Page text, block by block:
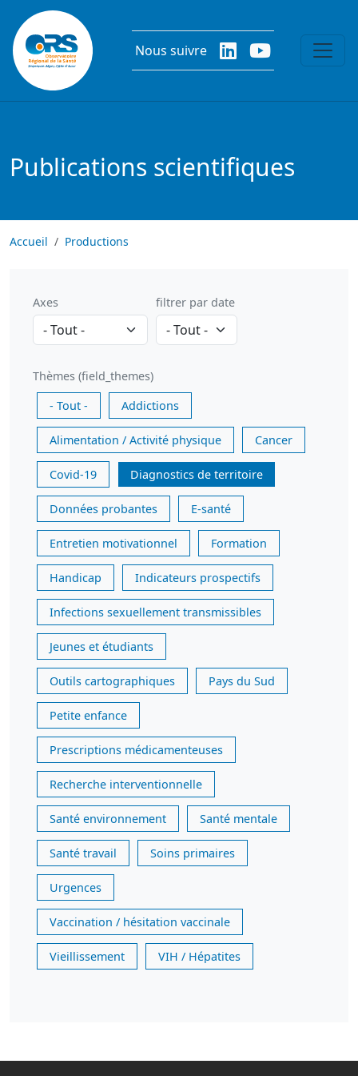
Aller au contenu principal
Nous suivre
Publications scientifiques
Accueil Productions
Axes filtrer par date
Thèmes (field_themes)
- Tout -
Addictions
Alimentation / Activité physique Cancer
Covid-19 Diagnostics de territoire
Données probantes E-santé
Entretien motivationnel Formation
Handicap Indicateurs prospectifs
Infections sexuellement transmissibles
Jeunes et étudiants
Outils cartographiques Pays du Sud
Petite enfance
Prescriptions médicamenteuses
Recherche interventionnelle
Santé environnement Santé mentale
Santé travail Soins primaires
Urgences
Vaccination / hésitation vaccinale
Vieillissement VIH / Hépatites